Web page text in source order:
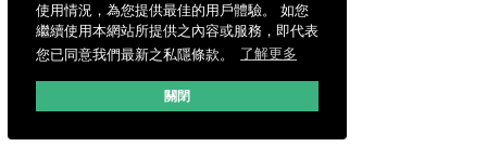
使用情況，為您提供最佳的用戶體驗。 如您
繼續使用本網站所提供之內容或服務，即代表
您已同意我們最新之私隱條款。
了解更多
關閉